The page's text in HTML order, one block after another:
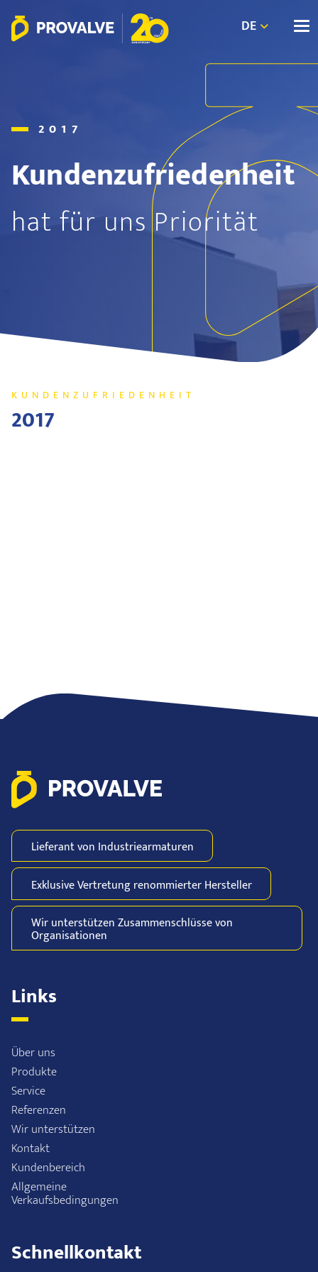
DE
2017
Kundenzufriedenheit
hat für uns Priorität
KUNDENZUFRIEDENHEIT
2017
Lieferant von Industriearmaturen
Exklusive VertretungrenommierterHersteller
Wir unterstützenZusammenschlüssevon
Organisationen
Links
Über uns
Produkte
Service
Referenzen
Wir unterstützen
Kontakt
Kundenbereich
Allgemeine
Verkaufsbedingungen
Schnellkontakt